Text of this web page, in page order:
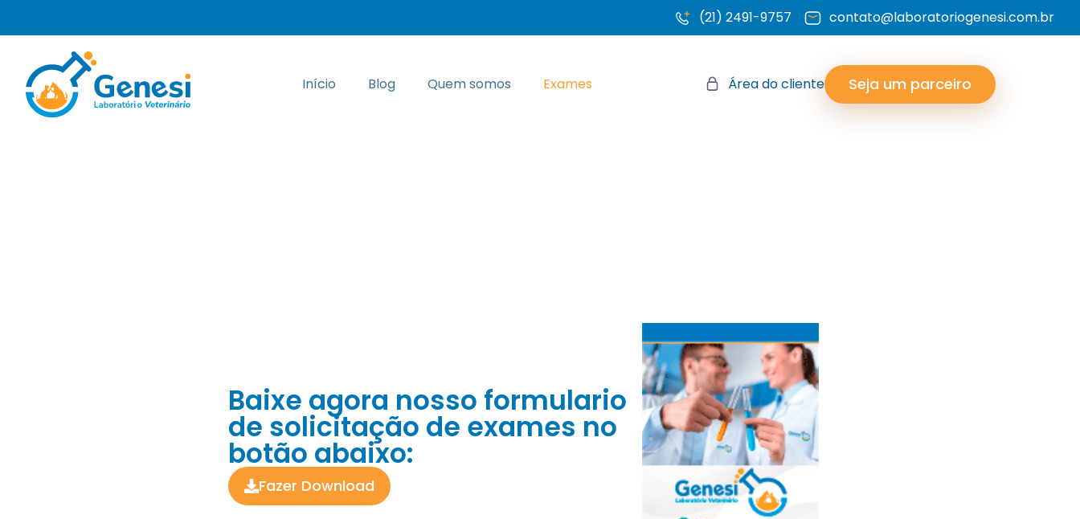
(21) 2491-9757 contato@laboratoriogenesi.com.br
Início Blog Quem somos Exames Área do cliente Seja um parceiro
Baixe agora nosso formulario
de solicitação de exames no
botão abaixo:
Fazer Download